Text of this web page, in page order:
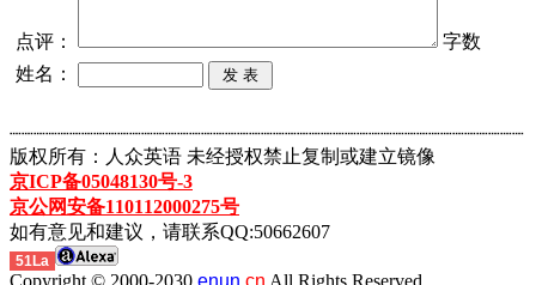
点评：
字数
姓名：
┈┈┈┈┈┈┈┈┈┈┈┈┈┈┈┈┈┈┈┈┈┈┈┈┈┈┈┈┈┈┈┈┈┈┈┈┈┈┈┈┈┈┈
版权所有：人众英语 未经授权禁止复制或建立镜像
京ICP备05048130号-3
京公网安备110112000275号
如有意见和建议，请联系QQ:50662607
51La
Copyright © 2000-2030 enun. cn All Rights Reserved